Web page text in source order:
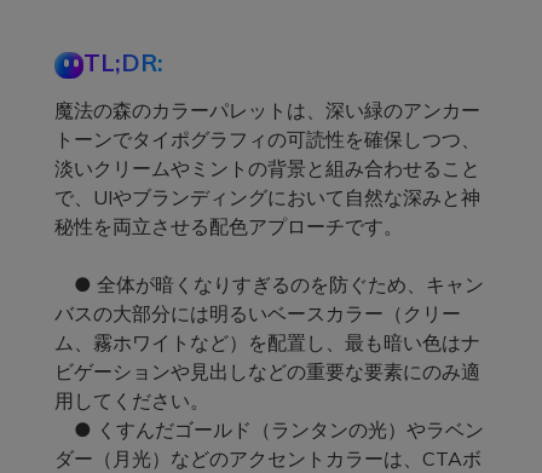
TL;DR:
魔法の森のカラーパレットは、深い緑のアンカー
トーンでタイポグラフィの可読性を確保しつつ、
淡いクリームやミントの背景と組み合わせること
で、UIやブランディングにおいて自然な深みと神
秘性を両立させる配色アプローチです。
● 全体が暗くなりすぎるのを防ぐため、キャン
バスの大部分には明るいベースカラー（クリー
ム、霧ホワイトなど）を配置し、最も暗い色はナ
ビゲーションや見出しなどの重要な要素にのみ適
用してください。
● くすんだゴールド（ランタンの光）やラベン
ダー（月光）などのアクセントカラーは、CTAボ